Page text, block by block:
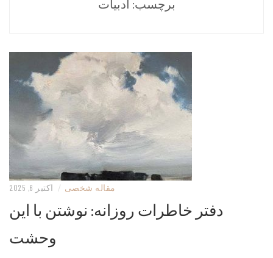
برچسب: ادبیات
مقاله شخصی / اکتبر 6, 2025
دفتر خاطرات روزانه: نوشتن با این
وحشت